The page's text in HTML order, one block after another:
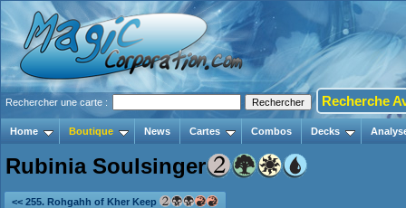
Rechercher une carte : Recherche
Home Boutique News Cartes Combos Decks
Rubinia Soulsinger
<< 255. Rohgahh of Kher Keep